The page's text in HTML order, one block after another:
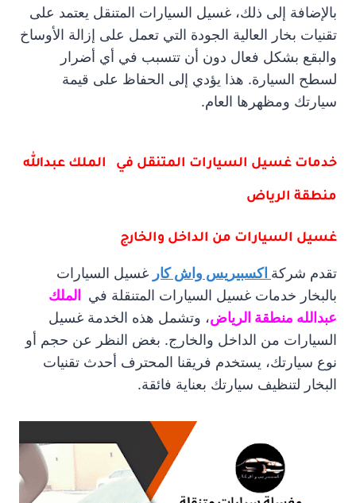
بالإضافة إلى ذلك، غسيل السيارات المتنقل يعتمد على
تقنيات بخار العالية الجودة التي تعمل على إزالة الأوساخ
والبقع بشكل فعال دون أن تتسبب في أي أضرار
لسطح السيارة. هذا يؤدي إلى الحفاظ على قيمة
سيارتك ومظهرها العام.
خدمات غسيل السيارات المتنقل في الملك عبدالله
منطقة الرياض
غسيل السيارات من الداخل والخارج
تقدم شركة اكسبيريس واش كار غسيل السيارات
بالبخار خدمات غسيل السيارات المتنقلة في
الملك
عبدالله منطقة الرياض، وتشمل هذه الخدمة غسيل
السيارات من الداخل والخارج. بغض النظر عن حجم أو
نوع سيارتك، يستخدم فريقنا المحترف أحدث تقنيات
البخار لتنظيف سيارتك بعناية فائقة.